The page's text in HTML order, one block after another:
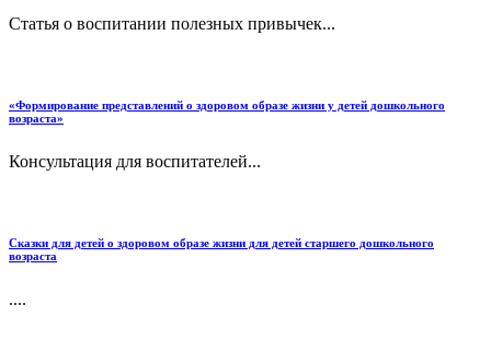
Статья о воспитании полезных привычек...
«Формирование представлений о здоровом образе жизни у детей дошкольного
возраста»
Консультация для воспитателей...
Сказки для детей о здоровом образе жизни для детей старшего дошкольного
возраста
....